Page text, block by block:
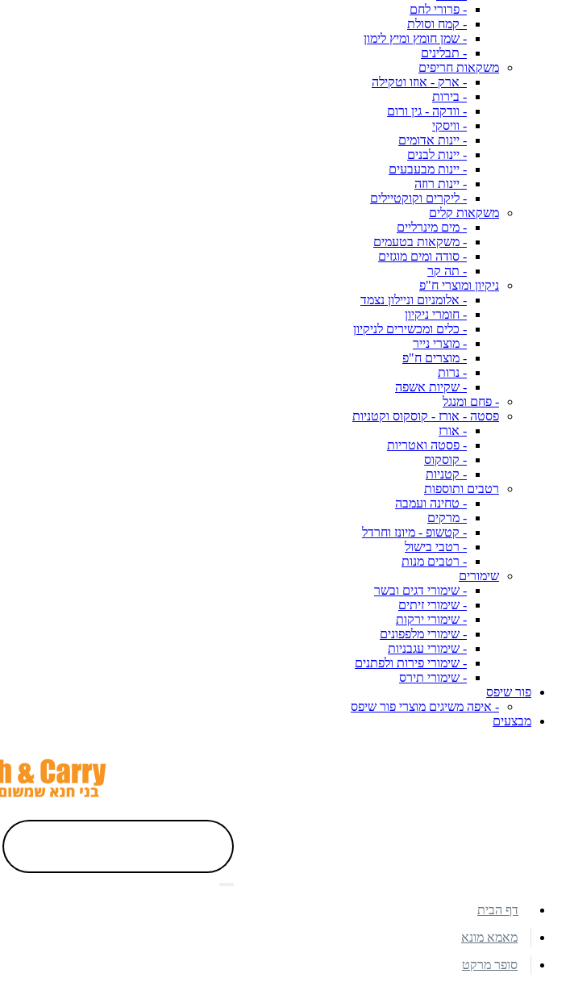
- פרורי לחם
- קמח וסולת
- שמן חומץ ומיץ לימון
- תבלינים
משקאות חריפים
- ארק - אוזו וטקילה
- בירות
- וודקה - גין ורום
- וויסקי
- יינות אדומים
- יינות לבנים
- יינות מבעבעים
- יינות רוזה
- ליקרים וקוקטיילים
משקאות קלים
- מים מינרליים
- משקאות בטעמים
- סודה ומים מוגזים
- תה קר
ניקיון ומוצרי ח"פ
- אלומניום וניילון נצמד
- חומרי ניקיון
- כלים ומכשירים לניקיון
- מוצרי נייר
- מוצרים ח"פ
- נרות
- שקיות אשפה
- פחם ומנגל
פסטה - אורז - קוסקוס וקטניות
- אורז
- פסטה ואטריות
- קוסקוס
- קטניות
רטבים ותוספות
- טחינה ועמבה
- מרקים
- קטשופ - מיונז וחרדל
- רטבי בישול
- רטבים מנות
שימורים
- שימורי דגים ובשר
- שימורי זיתים
- שימורי ירקות
- שימורי מלפפונים
- שימורי עגבניות
- שימורי פירות ולפתנים
- שימורי תירס
פור שיפס
- איפה משיגים מוצרי פור שיפס
מבצעים
דף הבית
מאמא מונא
סופר מרקט